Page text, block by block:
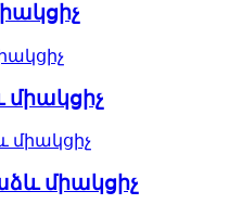
միակցիչ
միակցիչ